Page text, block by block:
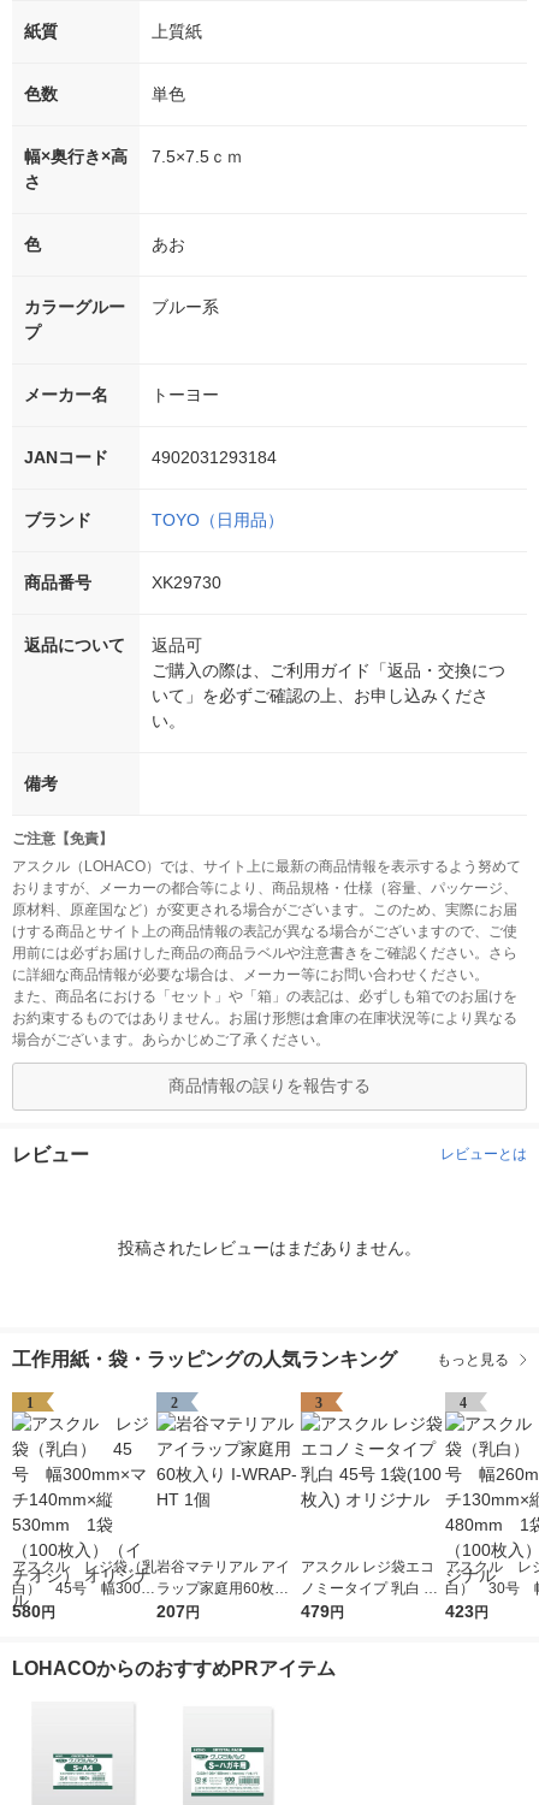
紙質 上質紙
色数 単色
幅×奥行き×高
さ
7.5×7.5ｃｍ
色 あお
カラーグルー
プ
ブルー系
メーカー名 トーヨー
JANコード 4902031293184
ブランド TOYO（日用品）
商品番号 XK29730
返品について
返品可
ご購入の際は、ご利用ガイド「返品・交換につ
いて」を必ずご確認の上、お申し込みくださ
い。
備考
ご注意【免責】
アスクル（LOHACO）では、サイト上に最新の商品情報を表示するよう努めて
おりますが、メーカーの都合等により、商品規格・仕様（容量、パッケージ、
原材料、原産国など）が変更される場合がございます。このため、実際にお届
けする商品とサイト上の商品情報の表記が異なる場合がございますので、ご使
用前には必ずお届けした商品の商品ラベルや注意書きをご確認ください。さら
に詳細な商品情報が必要な場合は、メーカー等にお問い合わせください。
また、商品名における「セット」や「箱」の表記は、必ずしも箱でのお届けを
お約束するものではありません。お届け形態は倉庫の在庫状況等により異なる
場合がございます。あらかじめご了承ください。
商品情報の誤りを報告する
レビュー レビューとは
投稿されたレビューはまだありません。
工作用紙・袋・ラッピングの人気ランキング もっと見る
1
アスクル レジ袋（乳
白） 45号 幅300m
m×マチ140mm×縦53
リジナル
580円
2
岩谷マテリアル アイ
ラップ家庭用60枚入
り I-WRAP-HT 1個
207円
3
アスクル レジ袋エコ
ノミータイプ 乳白 45
号 1袋(100枚入) オリ
479円
4
アスクル レ
白） 30号
m×マチ
423円
LOHACOからのおすすめPRアイテム